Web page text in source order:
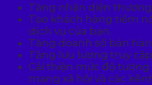
Tăng nhận diện
Tạo khách hàng tiềm
dịch vụ của bạn.
Tăng doanh số bán
Tăng lưu lượng truy
Cải thiện mức độ
mạng xã hội và các